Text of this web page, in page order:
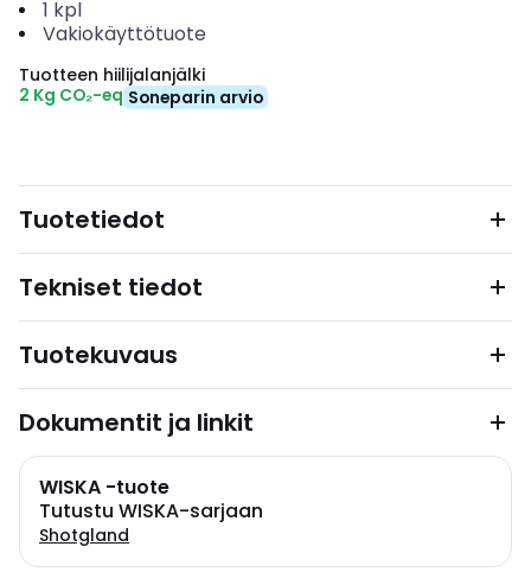
1 kpl
Vakiokäyttötuote
Tuotteen hiilijalanjälki
2 Kg CO₂-eq Soneparin arvio
Tuotetiedot
Tekniset tiedot
Tuotekuvaus
Dokumentit ja linkit
WISKA -tuote
Tutustu WISKA-sarjaan
Shotgland